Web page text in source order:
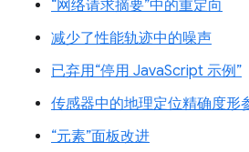
“网络请求摘要”中的重定向
减少了性能轨迹中的噪声
已弃用“停用 JavaScript 示例”
传感器中的地理定位精确度形
“元素”面板改进